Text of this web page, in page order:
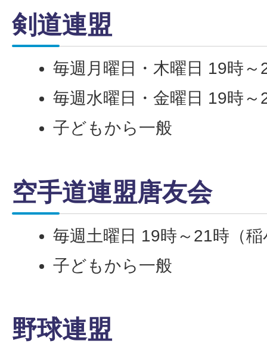
剣道連盟
毎週月曜日・木曜日 19時～
毎週水曜日・金曜日 19時～
子どもから一般
空手道連盟唐友会
毎週土曜日 19時～21時（稲
子どもから一般
野球連盟